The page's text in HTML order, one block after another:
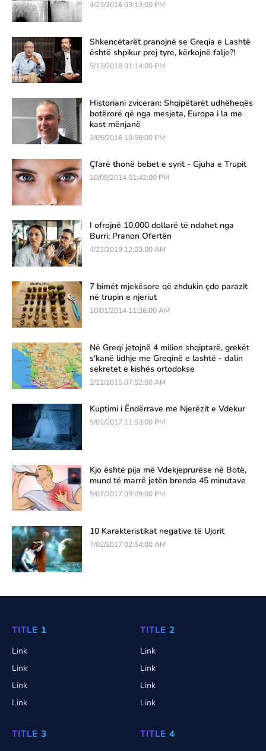
4/23/2016 03:13:00 PM
Shkencëtarët pranojnë se Greqia e Lashtë
është shpikur prej tyre, kërkojnë falje?!
5/13/2018 01:14:00 PM
Historiani zviceran: Shqipëtarët udhëheqës
botërorë që nga mesjeta, Europa i la me
kast mënjanë
2/05/2016 10:50:00 PM
Çfarë thonë bebet e syrit - Gjuha e Trupit
10/09/2014 01:42:00 PM
I ofrojnë 10,000 dollarë të ndahet nga
Burri; Pranon Ofertën
4/23/2019 12:03:00 AM
7 bimët mjekësore që zhdukin çdo parazit
në trupin e njeriut
10/01/2014 11:36:00 AM
Në Greqi jetojnë 4 milion shqiptarë, grekët
s'kanë lidhje me Greqinë e lashtë - dalin
sekretet e kishës ortodokse
2/21/2015 07:52:00 AM
Kuptimi i Ëndërrave me Njerëzit e Vdekur
5/01/2017 11:53:00 PM
Kjo është pija më Vdekjeprurëse në Botë,
mund të marrë jetën brenda 45 minutave
5/07/2017 03:09:00 PM
10 Karakteristikat negative të Ujorit
7/02/2017 02:54:00 AM
TITLE 1
Link
Link
Link
Link
TITLE 2
Link
Link
Link
Link
TITLE 3 TITLE 4